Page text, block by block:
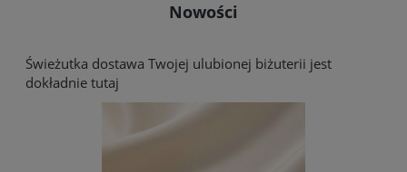
Nowości
Świeżutka dostawa Twojej ulubionej biżuterii jest
dokładnie tutaj